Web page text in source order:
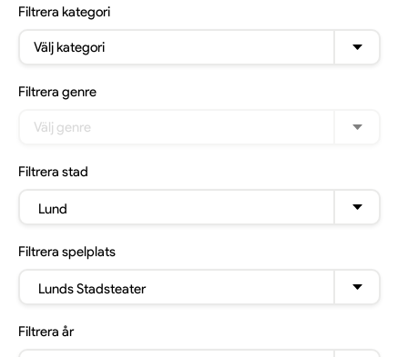
Filtrera kategori
Välj kategori
Filtrera genre
Välj genre
Filtrera stad
Lund
Filtrera spelplats
Lunds Stadsteater
Filtrera år